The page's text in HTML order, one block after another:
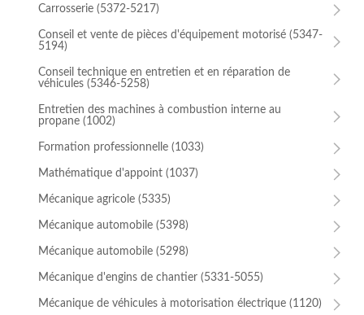
Carrosserie (5372-5217)
Conseil et vente de pièces d'équipement motorisé (5347-
5194)
Conseil technique en entretien et en réparation de
véhicules (5346-5258)
Entretien des machines à combustion interne au
propane (1002)
Formation professionnelle (1033)
Mathématique d'appoint (1037)
Mécanique agricole (5335)
Mécanique automobile (5398)
Mécanique automobile (5298)
Mécanique d'engins de chantier (5331-5055)
Mécanique de véhicules à motorisation électrique (1120)
Carrosserie (5372-5217)
Conseil et vente de pièces d'équipement motorisé (5347-
5194)
Conseil technique en entretien et en réparation de
véhicules (5346-5258)
Entretien des machines à combustion interne au
propane (1002)
Mécanique agricole (5335)
Mécanique automobile (5398)
Mécanique automobile (5298)
Mécanique d'engins de chantier (5331-5055)
Mécanique de véhicules à motorisation électrique (1120)
Mécanique de véhicules électriques (4246)
Mécanique de véhicules lourds routiers (5330-5049)